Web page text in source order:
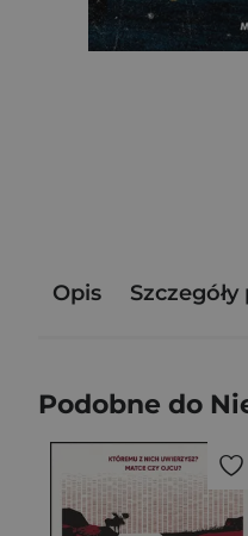
Opis
Podobne do